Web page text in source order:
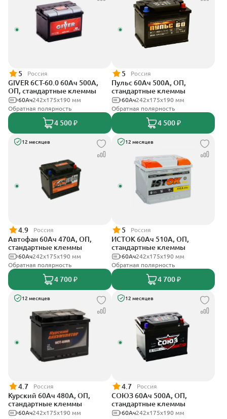
5 Россия
GIVER 6СТ-60.0 60Ач 500А,
ОП, стандартные клеммы
242х175х190 мм
60Ач
Обратная полярность
4 500 ₽
5 Россия
Пульс 60Ач 500А, ОП,
стандартные клеммы
242x175x190 мм
60Ач
Обратная полярность
4 500 ₽
12 месяцев
4.9 Россия
Автофан 60Ач 470А, ОП,
стандартные клеммы
242х175х190 мм
60Ач
Обратная полярность
4 700 ₽
12 месяцев
5 Россия
ИСТОК 60Ач 510А, ОП,
стандартные клеммы
242x175x190 мм
60Ач
Обратная полярность
4 700 ₽
12 месяцев
4.7 Россия
Курский 60Ач 480А, ОП,
стандартные клеммы
242x175x190 мм
60Ач
12 месяцев
4.7 Россия
СОЮЗ 60Ач 500А, ОП,
стандартные клеммы
242x175x190 мм
60Ач